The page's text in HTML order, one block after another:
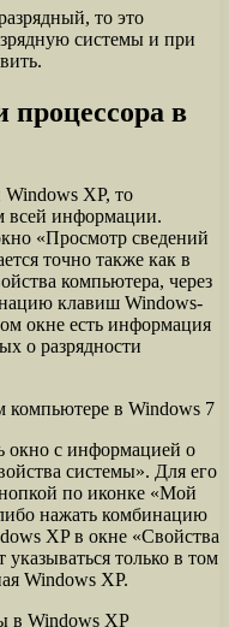
то это
системы и при
процессора в
XP, то
всей информации.
«Просмотр сведений
точно также как в
компьютера, через
клавиш Windows-
окне есть информация
о разрядности
окно с информацией о
системы». Для его
по иконке «Мой
нажать комбинацию
XP в окне «Свойства
указываться только в том
Windows XP.